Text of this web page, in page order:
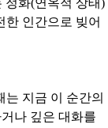
정화(연옥적 상태)
한 인간으로 빚어
는 지금 이 순간의
나 깊은 대화를